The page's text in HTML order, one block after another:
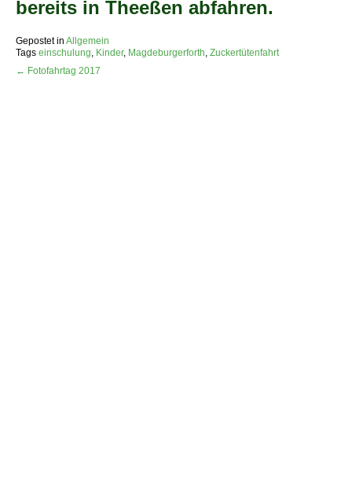
bereits in Theeßen abfahren.
Gepostet in Allgemein
Tags einschulung, Kinder, Magdeburgerforth, Zuckertütenfahrt
← Fotofahrtag 2017